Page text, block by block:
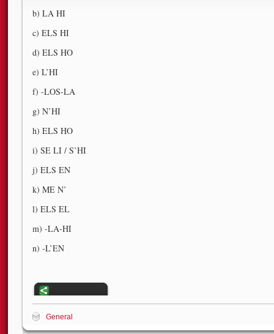
b) LA HI
c) ELS HI
d) ELS HO
e) L’HI
f) -LOS-LA
g) N’HI
h) ELS HO
i) SE LI / S’HI
j) ELS EN
k) ME N’
l) ELS EL
m) -LA-HI
n) -L’EN
General